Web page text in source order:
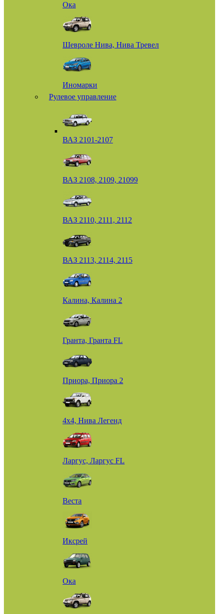
Ока
Шевроле Нива, Нива Тревел
Иномарки
Рулевое управление
ВАЗ 2101-2107
ВАЗ 2108, 2109, 21099
ВАЗ 2110, 2111, 2112
ВАЗ 2113, 2114, 2115
Калина, Калина 2
Гранта, Гранта FL
Приора, Приора 2
4х4, Нива Легенд
Ларгус, Ларгус FL
Веста
Иксрей
Ока